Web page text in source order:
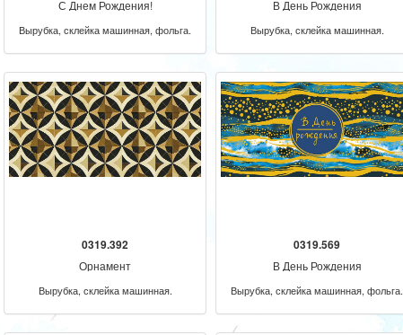
С Днем Рождения!
Вырубка, склейка машинная, фольга.
В День Рождения
Вырубка, склейка машинная.
0319.392
Орнамент
Вырубка, склейка машинная.
0319.569
В День Рождения
Вырубка, склейка машинная, фольга.